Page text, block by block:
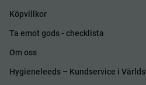
Köpvillkor
Ta emot gods - checklista
Om oss
Hygieneleeds – Kundservice i